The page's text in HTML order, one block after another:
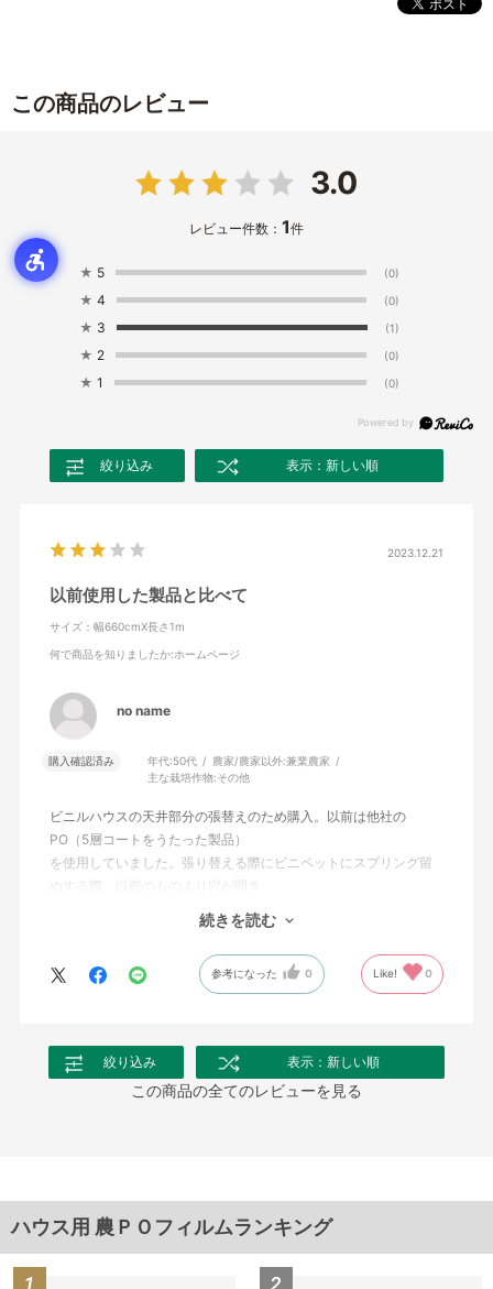
この商品のレビュー
3.0
レビュー件数： 1件
★ 5 (0)
★ 4 (0)
★ 3 (1)
★ 2 (0)
★ 1 (0)
絞り込み 表示：新しい順
2023.12.21
以前使用した製品と比べて
サイズ：幅660cmX長さ1m
何で商品を知りましたか:ホームページ
no name
購入確認済み 年代:50代 農家/農家以外:兼業農家
主な栽培作物:その他
ビニルハウスの天井部分の張替えのため購入。以前は他社の
PO（5層コートをうたった製品）
を使用していました。張り替える際にビニペットにスプリング留
めする際、以前のものより穴が開き
3年程度はもたせたいので経過をみたいと思います。
続きを読む
参考になった 0 Like! 0
絞り込み 表示：新しい順
この商品の全てのレビューを見る
ハウス用 農ＰＯフィルムランキング